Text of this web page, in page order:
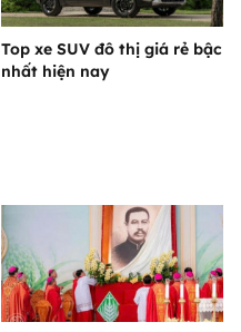
Top xe SUV đô thị giá rẻ bậc
nhất hiện nay